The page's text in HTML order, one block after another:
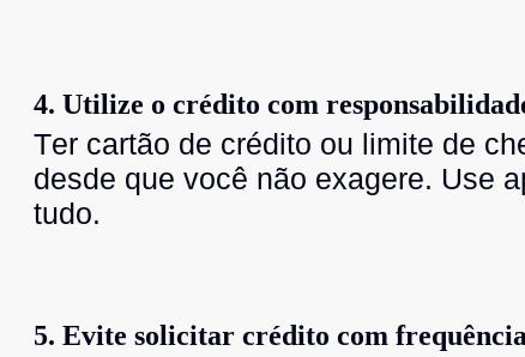
4. Utilize o crédito com
Ter cartão de crédito ou limite de
desde que você não exagere. Use
tudo.
5. Evite solicitar crédito com frequência